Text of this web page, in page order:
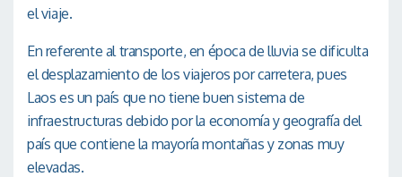
el viaje.
En referente al transporte, en época de lluvia se dificulta
el desplazamiento de los viajeros por carretera, pues
Laos es un país que no tiene buen sistema de
infraestructuras debido por la economía y geografía del
país que contiene la mayoría montañas y zonas muy
elevadas.